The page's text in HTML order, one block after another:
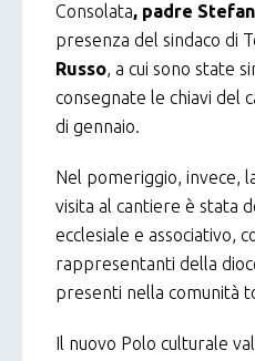
Consolata, padre
presenza del sindaco di
Russo, a cui sono state
consegnate le chiavi del
di gennaio.
Nel pomeriggio, invece,
visita al cantiere è stata
ecclesiale e associativo,
rappresentanti della
presenti nella comunità
Il nuovo Polo culturale